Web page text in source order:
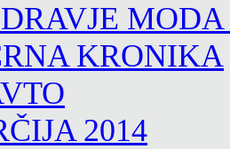
KRONIKA
2014